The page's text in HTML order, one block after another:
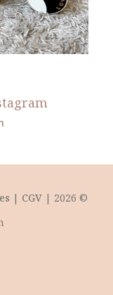
| CGV| 2026 ©